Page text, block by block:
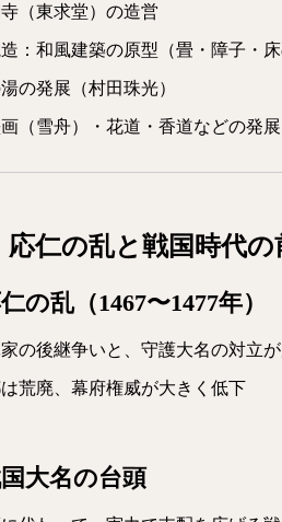
（東求堂）の造営
：和風建築の原型（畳・障子・床
の発展（村田珠光）
（雪舟）・花道・香道などの発展
応仁の乱と戦国時代の
の乱（1467〜1477年）
の後継争いと、守護大名の対立が
荒廃、幕府権威が大きく低下
大名の台頭